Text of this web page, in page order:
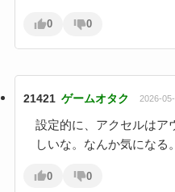
0 0
21421 ゲームオタク 2026-
設定的に、アクセルはア
しいな。なんか気になる。
0 0